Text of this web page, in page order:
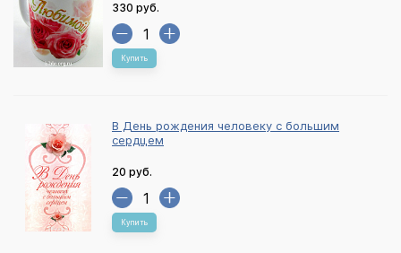
330 руб.
Купить
В День рождения человеку с большим
сердцем
20 руб.
Купить